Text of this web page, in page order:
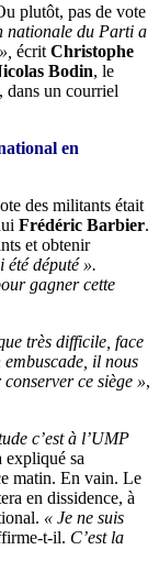
plutôt, pas de vote
nationale du Parti a
écrit Christophe
Bodin, le
dans un courriel
en
des militants était
Frédéric Barbier.
et obtenir
été député ».
gagner cette
très difficile, face
il nous
ce siège »,
c’est à l’UMP
expliqué sa
matin. En vain. Le
en dissidence, à
« Je ne suis
t-il. C’est la